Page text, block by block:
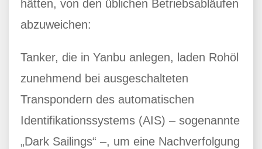
hätten, von den üblichen Betriebsabläufen
abzuweichen:
Tanker, die in Yanbu anlegen, laden Rohöl
zunehmend bei ausgeschalteten
Transpondern des automatischen
Identifikationssystems (AIS) – sogenannte
„Dark Sailings“ –, um eine Nachverfolgung